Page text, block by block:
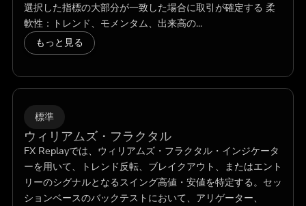
選択した指標の大部分が一致した場合に取引が確定する 柔
軟性：トレンド、モメンタム、出来高の...
もっと見る
標準
ウィリアムズ・フラクタル
FX Replayでは、ウィリアムズ・フラクタル・インジケータ
ーを用いて、トレンド反転、ブレイクアウト、またはエント
リーのシグナルとなるスイング高値・安値を特定する。セッ
ションベースのバックテストにおいて、アリゲーター、